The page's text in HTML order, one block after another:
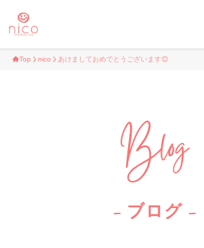
About
Menu
Top nico あけましておめでとうございます😊
Blog
– ブログ –